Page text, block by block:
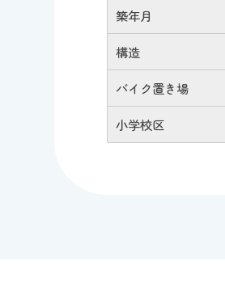
築年月
構造
バイク置き場
小学校区